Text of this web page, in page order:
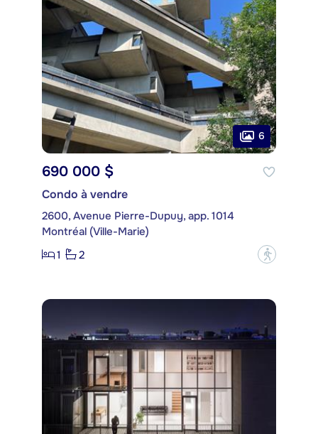
6
690 000 $
Condo à vendre
2600, Avenue Pierre-Dupuy, app. 1014
Montréal (Ville-Marie)
1
2 ?